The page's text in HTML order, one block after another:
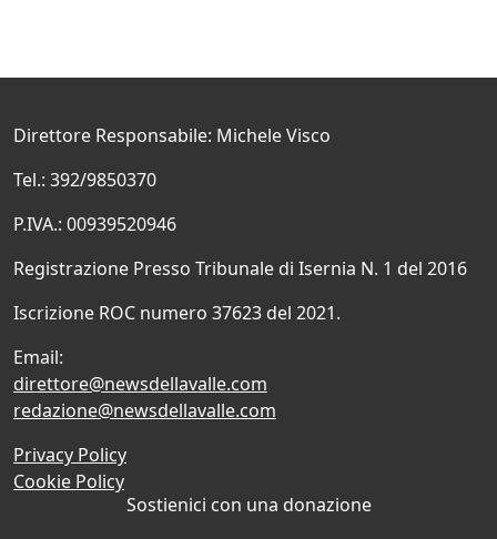
Direttore Responsabile: Michele Visco
Tel.: 392/9850370
P.IVA.: 00939520946
Registrazione Presso Tribunale di Isernia N. 1 del 2016
Iscrizione ROC numero 37623 del 2021.
Email:
direttore@newsdellavalle.com
redazione@newsdellavalle.com
Privacy Policy
Cookie Policy
Sostienici con una donazione